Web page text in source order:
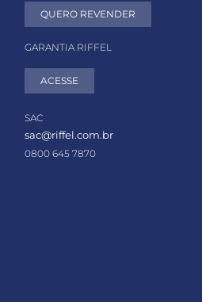
QUERO REVENDER
GARANTIA RIFFEL
ACESSE
SAC
sac@riffel.com.br
0800 645 7870